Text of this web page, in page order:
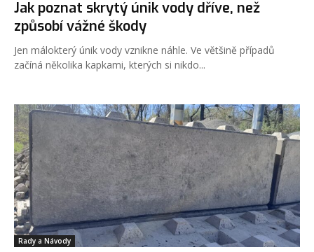
Jak poznat skrytý únik vody dříve, než
způsobí vážné škody
Jen málokterý únik vody vznikne náhle. Ve většině případů
začíná několika kapkami, kterých si nikdo...
Rady a Návody